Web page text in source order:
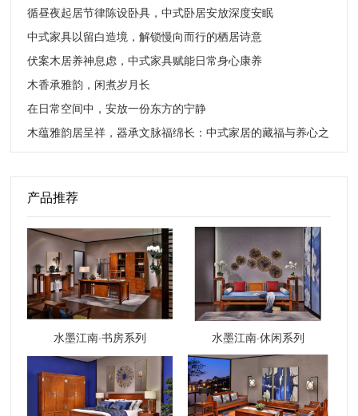
循昼夜起居节律陈设卧具，中式卧居安放深度安眠
中式家具以留白造境，解锁慢向而行的栖居诗意
伏案木居养神息虑，中式家具赋能日常身心康养
木香承雅韵，闲煮岁月长
在日常空间中，安放一份东方的宁静
木蕴雅韵居呈祥，器承文脉福绵长：中式家居的藏福与养心之
道
产品推荐
水墨江南·书房系列 水墨江南·休闲系列